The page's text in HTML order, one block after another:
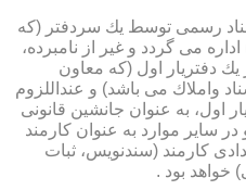
اسناد رسمی توسط یك سردفتر (كه
می گردد و غیر از نامبرده،
دفتریار اول (كه معاون
واملاك می باشد) و عنداللزوم
اول، به عنوان جانشین قانونی
در سایر موارد به عنوان كارمند
كارمند (سندنویس، ثبات
خواهد بود .